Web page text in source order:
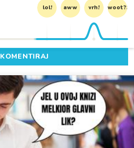
lol! aww vrh! woot?!
KOMENTIRAJ